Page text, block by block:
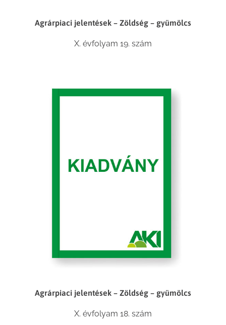
Agrárpiaci jelentések – Zöldség – gyümölcs
X. évfolyam 19. szám
Agrárpiaci jelentések – Zöldség – gyümölcs
X. évfolyam 18. szám